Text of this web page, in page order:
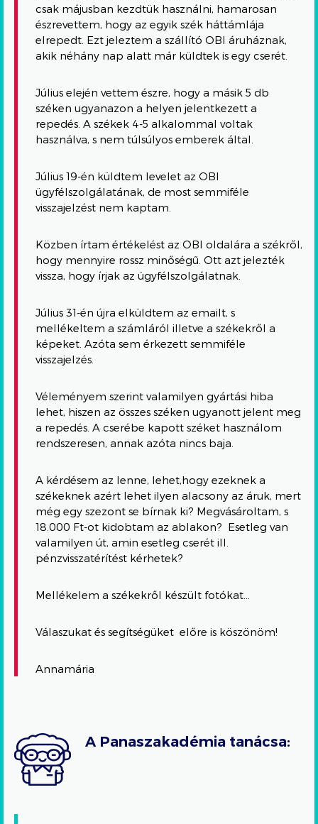
csak májusban kezdtük használni, hamarosan
észrevettem, hogy az egyik szék háttámlája
elrepedt. Ezt jeleztem a szállító OBI áruháznak,
akik néhány nap alatt már küldtek is egy cserét.
Július elején vettem észre, hogy a másik 5 db
széken ugyanazon a helyen jelentkezett a
repedés. A székek 4-5 alkalommal voltak
használva, s nem túlsúlyos emberek által.
Július 19-én küldtem levelet az OBI
ügyfélszolgálatának, de most semmiféle
visszajelzést nem kaptam.
Közben írtam értékelést az OBI oldalára a székről,
hogy mennyire rossz minőségű. Ott azt jelezték
vissza, hogy írjak az ügyfélszolgálatnak.
Július 31-én újra elküldtem az emailt, s
mellékeltem a számláról illetve a székekről a
képeket. Azóta sem érkezett semmiféle
visszajelzés.
Véleményem szerint valamilyen gyártási hiba
lehet, hiszen az összes széken ugyanott jelent meg
a repedés. A cserébe kapott széket használom
rendszeresen, annak azóta nincs baja.
A kérdésem az lenne, lehet,hogy ezeknek a
székeknek azért lehet ilyen alacsony az áruk, mert
még egy szezont se bírnak ki? Megvásároltam, s
18.000 Ft-ot kidobtam az ablakon? Esetleg van
valamilyen út, amin esetleg cserét ill.
pénzvisszatérítést kérhetek?
Mellékelem a székekről készült fotókat…
Válaszukat és segítségüket előre is köszönöm!
Annamária
A Panaszakadémia tanácsa: